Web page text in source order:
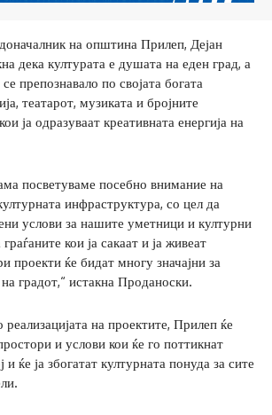
на општина Прилеп, Дејан
дека културата е душата на еден град, а
препознавало по својата богата
театарот, музиката и бројните
ја одразуваат креативната енергија на
посветуваме посебно внимание на
инфраструктура, со цел да
услови за нашите уметници и културни
кои ја сакаат и ја живеат
проекти ќе бидат многу значајни за
градот,“ истакна Проданоски.
реализацијата на проектите, Прилеп ќе
и услови кои ќе го поттикнат
и ќе ја збогатат културната понуда за сите